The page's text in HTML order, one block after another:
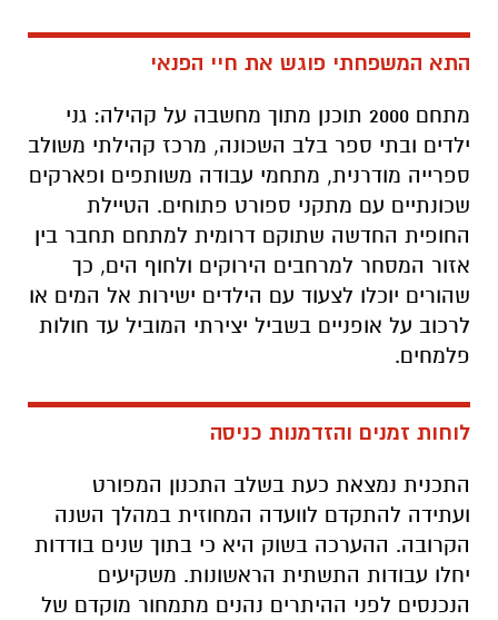
התא המשפחתי פוגש את חיי הפנאי
מתחם 2000 תוכנן מתוך מחשבה על קהילה: גני
ילדים ובתי ספר בלב השכונה, מרכז קהילתי משולב
ספרייה מודרנית, מתחמי עבודה משותפים ופארקים
שכונתיים עם מתקני ספורט פתוחים. הטיילת
החופית החדשה שתוקם דרומית למתחם תחבר בין
אזור המסחר למרחבים הירוקים ולחוף הים, כך
שהורים יוכלו לצעוד עם הילדים ישירות אל המים או
לרכוב על אופניים בשביל יצירתי המוביל עד חולות
פלמחים.
לוחות זמנים והזדמנות כניסה
התכנית נמצאת כעת בשלב התכנון המפורט
ועתידה להתקדם לוועדה המחוזית במהלך השנה
הקרובה. ההערכה בשוק היא כי בתוך שנים בודדות
יחלו עבודות התשתית הראשונות. משקיעים
הנכנסים לפני ההיתרים נהנים מתמחור מוקדם של